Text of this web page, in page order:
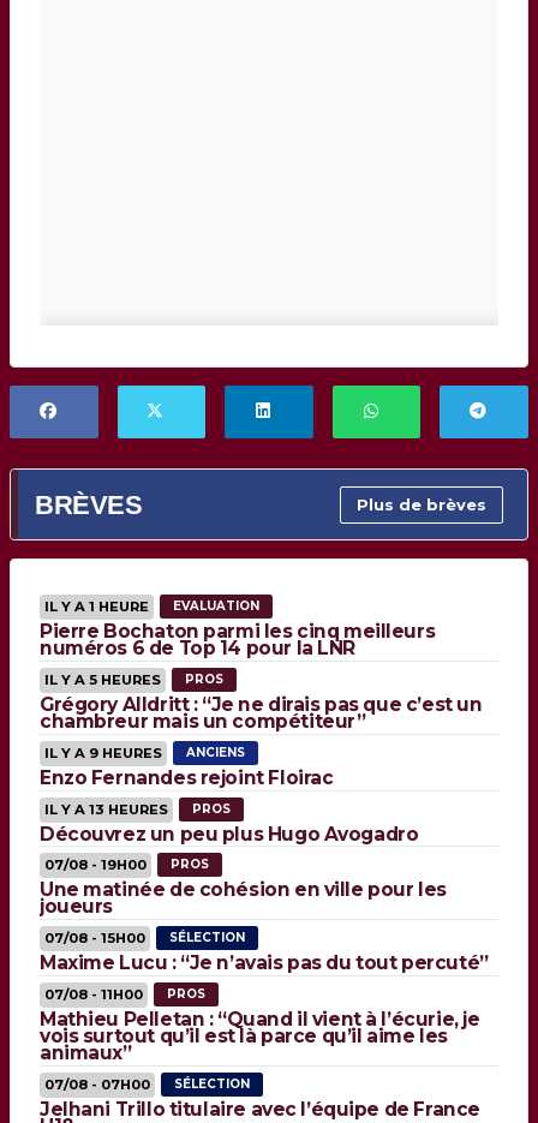
BRÈVES Plus de brèves
IL Y A 1 HEURE EVALUATION
Pierre Bochaton parmi les cinq meilleurs
numéros 6 de Top 14 pour la LNR
IL Y A 5 HEURES PROS
Grégory Alldritt : “Je ne dirais pas que c’est un
chambreur mais un compétiteur”
IL Y A 9 HEURES ANCIENS
Enzo Fernandes rejoint Floirac
IL Y A 13 HEURES PROS
Découvrez un peu plus Hugo Avogadro
07/08 - 19H00 PROS
Une matinée de cohésion en ville pour les
joueurs
07/08 - 15H00 SÉLECTION
Maxime Lucu : “Je n’avais pas du tout percuté”
07/08 - 11H00 PROS
Mathieu Pelletan : “Quand il vient à l’écurie, je
vois surtout qu’il est là parce qu’il aime les
animaux”
07/08 - 07H00 SÉLECTION
Jelhani Trillo titulaire avec l’équipe de France